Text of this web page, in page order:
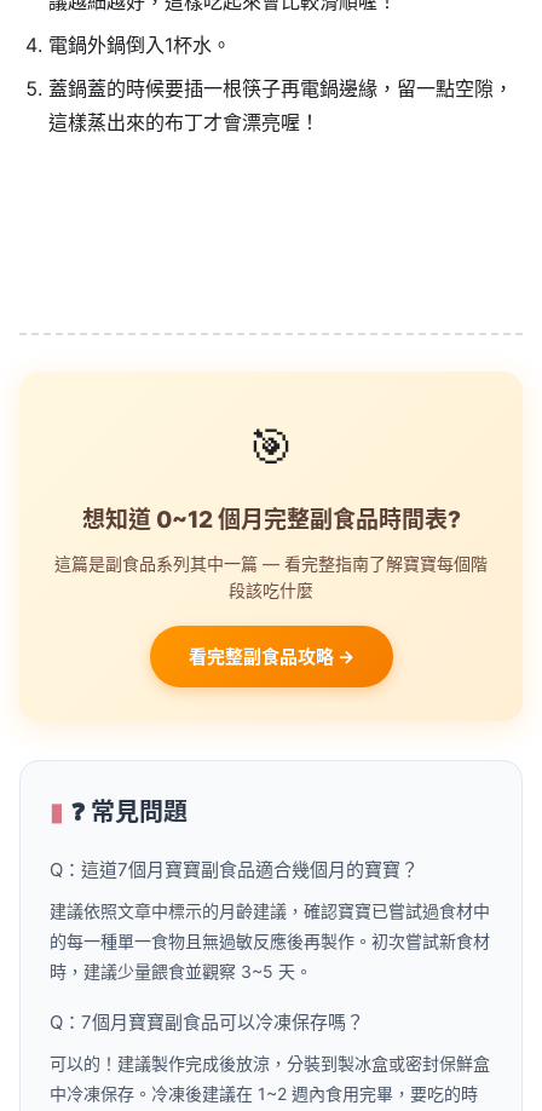
電鍋外鍋倒入1杯水。
蓋鍋蓋的時候要插一根筷子再電鍋邊緣，留一點空隙，
這樣蒸出來的布丁才會漂亮喔！
🎯
想知道 0~12 個月完整副食品時間表?
這篇是副食品系列其中一篇 — 看完整指南了解寶寶每個階
段該吃什麼
看完整副食品攻略 →
❓ 常見問題
Q：這道7個月寶寶副食品適合幾個月的寶寶？
建議依照文章中標示的月齡建議，確認寶寶已嘗試過食材中
的每一種單一食物且無過敏反應後再製作。初次嘗試新食材
時，建議少量餵食並觀察 3~5 天。
Q：7個月寶寶副食品可以冷凍保存嗎？
可以的！建議製作完成後放涼，分裝到製冰盒或密封保鮮盒
中冷凍保存。冷凍後建議在 1~2 週內食用完畢，要吃的時